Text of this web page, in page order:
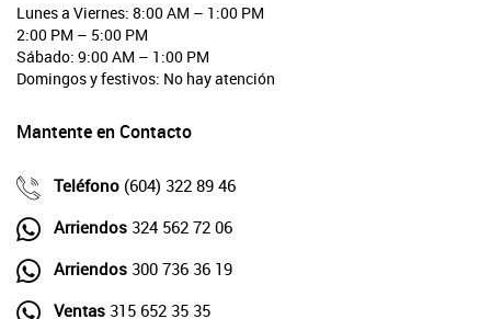
Lunes a Viernes: 8:00 AM – 1:00 PM
2:00 PM – 5:00 PM
Sábado: 9:00 AM – 1:00 PM
Domingos y festivos: No hay atención
Mantente en Contacto
Teléfono (604) 322 89 46
Arriendos 324 562 72 06
Arriendos 300 736 36 19
Ventas 315 652 35 35